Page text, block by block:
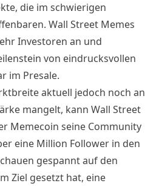
die im schwierigen
Wall Street Memes
Investoren an und
von eindrucksvollen
im Presale.
aktuell jedoch noch an
mangelt, kann Wall Street
Memecoin seine Community
eine Million Follower in den
gespannt auf den
Ziel gesetzt hat, eine